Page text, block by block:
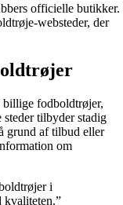
officielle butikker.
websteder, der
fodboldtrøjer,
tilbyder stadig
grund af tilbud eller
om
i
kvaliteten.”